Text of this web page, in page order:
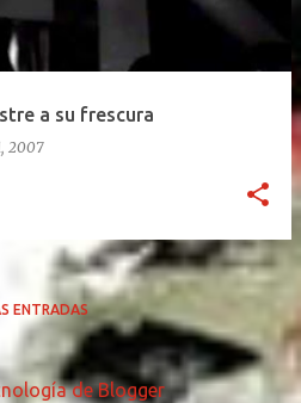
a su frescura
2007
ENTRADAS
de Blogger